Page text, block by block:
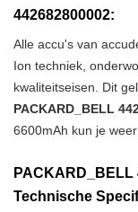
442682800002:
Alle accu's van
Ion techniek,
kwaliteitseisen. Dit
PACKARD_BELL
6600mAh kun je
Technische